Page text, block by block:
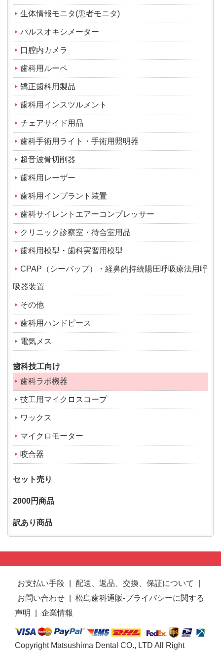
生体情報モニタ(患者モニタ)
パルスオキシメーター
口腔内カメラ
歯科用ルーペ
矯正歯科用製品
歯科用インスツルメント
チェアサイド用品
歯科手術用ライト・手術用照明器
超音波骨切削器
歯科用レーザー
歯科用インプラント装置
歯科サイレントエアーコンプレッサー
クリニック診察室・待合室用品
歯科用模型・歯科実習用模型
CPAP（シーパップ）・経鼻的持続陽圧呼吸療法用呼
吸器装置
その他
歯科用ハンドピース
電気メス
歯科技工向け
歯科ラボ機器
技工用マイクロスコープ
ワックス
マイクロモーター
咬合器
セット売り
2000円商品
訳あり商品
お支払い手段 配送、返品、交換、保証について
お問い合わせ
松島歯科通販-プライバシーに関する
声明
企業情報
Copyright Matsushima Dental CO., LTD All Right